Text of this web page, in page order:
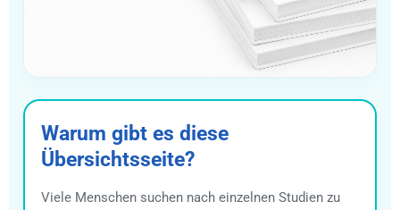
Warum gibt es diese
Übersichtsseite?
Viele Menschen suchen nach einzelnen Studien zu